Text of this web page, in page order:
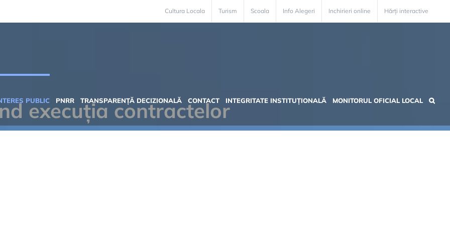
Cultura Locala Turism Scoala Info Alegeri Inchirieri online Hărți interactive
PUBLIC PNRR TRANSPARENȚĂ DECIZIONALĂ CONTACT INTEGRITATE INSTITUȚIONALĂ MONITORUL OFICIAL LOCAL
execuția contractelor